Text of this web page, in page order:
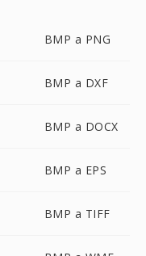
BMP a PNG
BMP a DXF
BMP a DOCX
BMP a EPS
BMP a TIFF